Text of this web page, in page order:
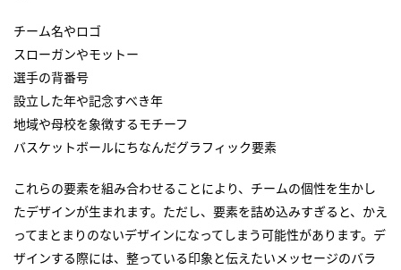
チーム名やロゴ
スローガンやモットー
選手の背番号
設立した年や記念すべき年
地域や母校を象徴するモチーフ
バスケットボールにちなんだグラフィック要素
これらの要素を組み合わせることにより、チームの個性を生かし
たデザインが生まれます。ただし、要素を詰め込みすぎると、かえ
ってまとまりのないデザインになってしまう可能性があります。デ
ザインする際には、整っている印象と伝えたいメッセージのバラ